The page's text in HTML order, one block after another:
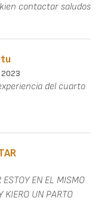
contactar saludos
2023
del cuarto
ESTOY EN EL MISMO
KIERO UN PARTO